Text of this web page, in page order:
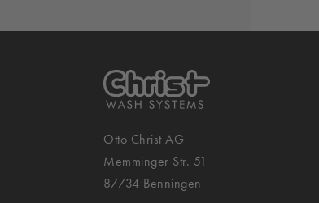
Otto Christ AG
Memminger Str. 51
87734 Benningen